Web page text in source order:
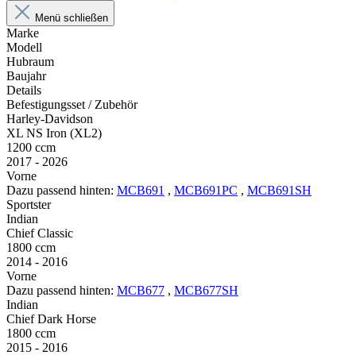
Menü schließen
Marke
Modell
Hubraum
Baujahr
Details
Befestigungsset / Zubehör
Harley-Davidson
XL NS Iron (XL2)
1200 ccm
2017 - 2026
Vorne
Dazu passend hinten: MCB691 , MCB691PC , MCB691SH
Sportster
Indian
Chief Classic
1800 ccm
2014 - 2016
Vorne
Dazu passend hinten: MCB677 , MCB677SH
Indian
Chief Dark Horse
1800 ccm
2015 - 2016